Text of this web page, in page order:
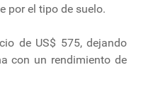
por el tipo de suelo.
de US$ 575, dejando
con un rendimiento de